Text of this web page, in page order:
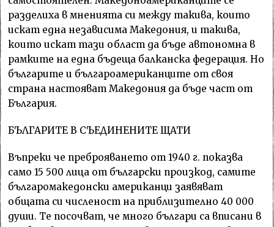
разделиха в мненията си между такива, които
искат една независима Македония, и такива,
които искат тази област да бъде автономна в
рамките на една бъдеща балканска федерация. Но
българите и българоамериканците от своя
страна настояват Македония да бъде част от
България.
БЪЛГАРИТЕ В СЪЕДИНЕНИТЕ ЩАТИ
Въпреки че преброяването от 1940 г. показва
само 15 500 лица от български произкод, самите
българомакедонски американци заявяват
общата си численост на приблизително 40 000
души. Те посочват, че много българи са вписани в